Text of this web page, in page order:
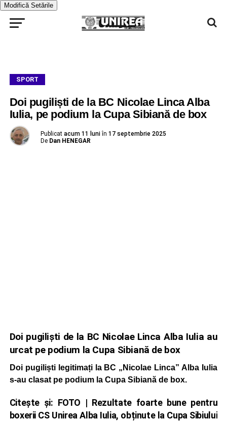
Modifică Setările
SPORT
Doi pugiliști de la BC Nicolae Linca Alba
Iulia, pe podium la Cupa Sibiană de box
Publicat acum 11 luni în 17 septembrie 2025
De Dan HENEGAR
Doi pugiliști de la BC Nicolae Linca Alba Iulia au
urcat pe podium la Cupa Sibiană de box
Doi pugiliști legitimați la BC „Nicolae Linca” Alba Iulia
s-au clasat pe podium la Cupa Sibiană de box.
Citește și: FOTO | Rezultate foarte bune pentru
boxerii CS Unirea Alba Iulia, obținute la Cupa Sibiului